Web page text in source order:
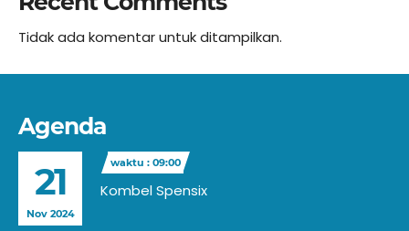
Tidak ada komentar untuk ditampilkan.
Agenda
21
Nov 2024
waktu : 09:00
Kombel Spensix